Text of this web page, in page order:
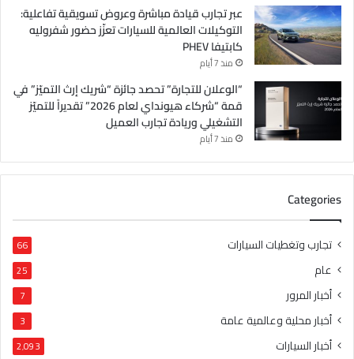
عبر تجارب قيادة مباشرة وعروض تسويقية تفاعلية:
التوكيلات العالمية للسيارات تعزّز حضور شفروليه
كابتيفا PHEV
منذ 7 أيام
“الوعلان للتجارة” تحصد جائزة “شريك إرث التميّز” في
قمة “شركاء هيونداي لعام 2026” تقديراً للتميّز
التشغيلي وريادة تجارب العميل
منذ 7 أيام
Categories
تجارب وتغطيات السيارات 66
عام 25
أخبار المرور 7
أخبار محلية وعالمية عامة 3
أخبار السيارات 2٬093